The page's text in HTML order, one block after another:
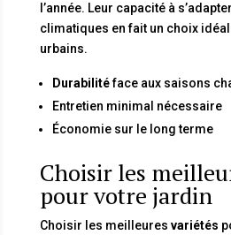
l’année. Leur capacité à
climatiques en fait un choix
urbains.
Durabilitéface aux saisons
Entretien minimal nécessaire
Économie sur le long terme
Choisir les
pour votre jardin
Choisir les meilleures variétés